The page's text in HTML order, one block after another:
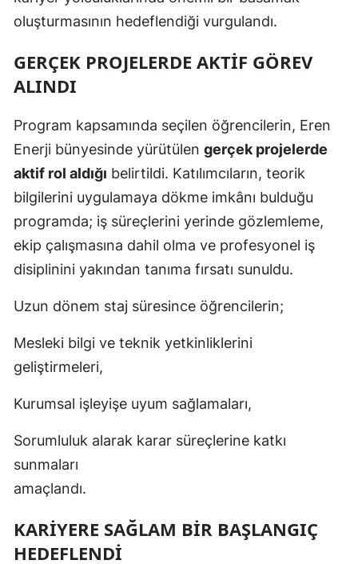
oluşturmasının hedeflendiği vurgulandı.
GERÇEK PROJELERDE AKTIF GÖREV
ALINDI
Program kapsamında seçilen öğrencilerin, Eren
Enerji bünyesinde yürütülen gerçek projelerde
aktif rol aldığı belirtildi. Katılımcıların, teorik
bilgilerini uygulamaya dökme imkânı bulduğu
programda; iş süreçlerini yerinde gözlemleme,
ekip çalışmasına dahil olma ve profesyonel iş
disiplinini yakından tanıma fırsatı sunuldu.
Uzun dönem staj süresince öğrencilerin;
Mesleki bilgi ve teknik yetkinliklerini
geliştirmeleri,
Kurumsal işleyişe uyum sağlamaları,
Sorumluluk alarak karar süreçlerine katkı
sunmaları
amaçlandı.
KARIYERE SAĞLAM BIR BAŞLANGIÇ
HEDEFLENDI